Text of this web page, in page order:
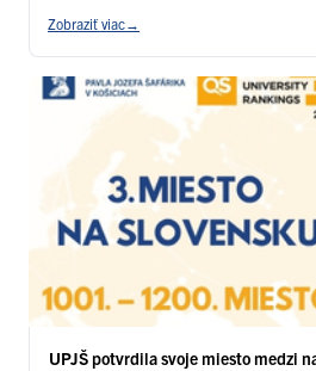
Zobraziť viac→
UPJŠ potvrdila svoje miesto medzi